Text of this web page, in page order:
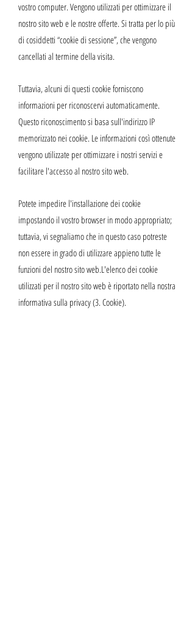
vostro computer. Vengono utilizzati per ottimizzare il
nostro sito web e le nostre offerte. Si tratta per lo più
di cosiddetti “cookie di sessione”, che vengono
cancellati al termine della visita.
Tuttavia, alcuni di questi cookie forniscono
informazioni per riconoscervi automaticamente.
Questo riconoscimento si basa sull'indirizzo IP
memorizzato nei cookie. Le informazioni così ottenute
vengono utilizzate per ottimizzare i nostri servizi e
facilitare l'accesso al nostro sito web.
Potete impedire l'installazione dei cookie
impostando il vostro browser in modo appropriato;
tuttavia, vi segnaliamo che in questo caso potreste
non essere in grado di utilizzare appieno tutte le
funzioni del nostro sito web.L'elenco dei cookie
utilizzati per il nostro sito web è riportato nella nostra
informativa sulla privacy (3. Cookie).